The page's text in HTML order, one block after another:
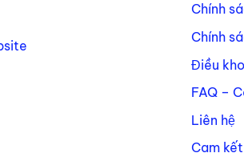
lựa chọn là vì tính kín đáo. Kích
sau khi thử thì cảm giác thoải
được tìm kiếm
Chính
Chính
Điều
FAQ –
Liên hệ
Cam